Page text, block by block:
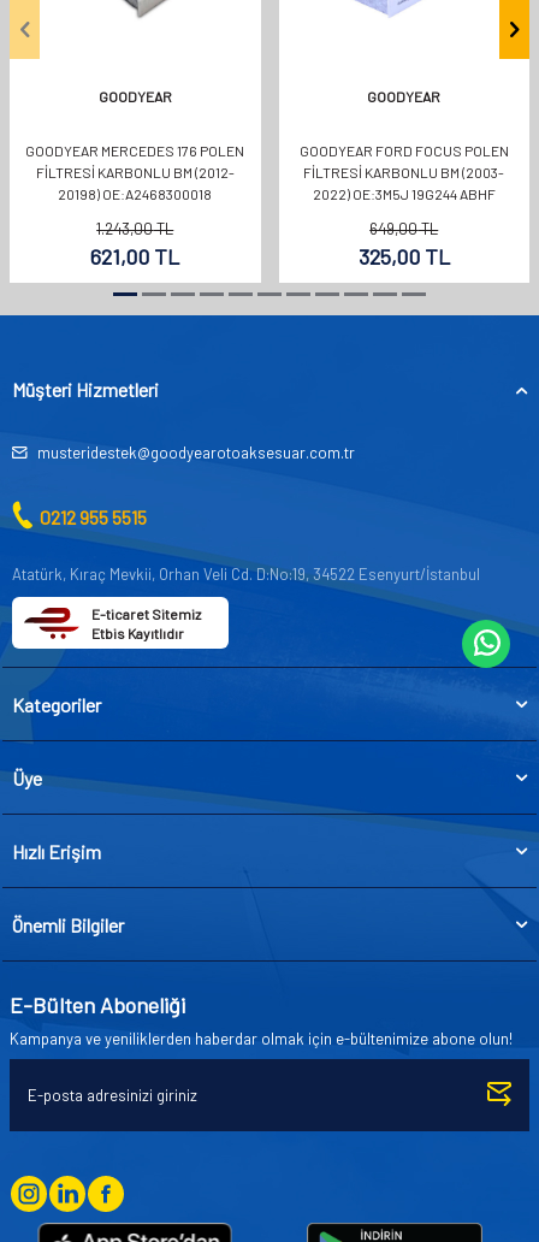
GOODYEAR
GOODYEAR MERCEDES 176 POLEN
FILTRESI KARBONLU BM (2012-
20198) OE:A2468300018
1.243,00TL
621,00 TL
GOODYEAR
GOODYEAR FORD FOCUS POLEN
FILTRESI KARBONLU BM (2003-
2022) OE:3M5J 19G244 ABHF
649,00TL
325,00TL
Müşteri Hizmetleri
musteridestek@goodyearotoaksesuar.com.tr
0212 955 5515
Atatürk, Kıraç Mevkii, Orhan Veli Cd. D:No:19, 34522 Esenyurt/İstanbul
E-ticaret Sitemiz
Etbis Kayıtlıdır
Kategoriler
Üye
Hızlı Erişim
Önemli Bilgiler
E-Bülten Aboneliği
Kampanya ve yeniliklerden haberdar olmak için e-bültenimize abone olun!